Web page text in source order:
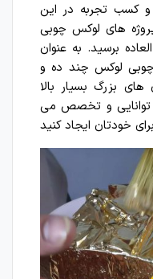
و کسب تجربه در این
های لوکس چوبی
برسید. به عنوان
لوکس چند ده و
بزرگ بسیار بالا
توانایی و تخصص می